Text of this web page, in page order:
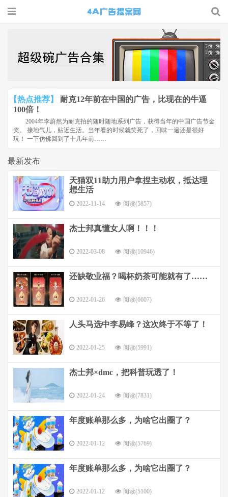
提案网 |
广告小报
| 广告圈
那点事
【热点推荐】
耐克12年前在中国的广告，比现在的牛逼
100倍！
2004年李蔚然为耐克拍的随时随地系列广告，获得当年的中国广告节金
奖。 接地气儿，贴近生活。当年看的时候就笑死了，回味一遍还是很好
玩！ 一下仿佛回到了十几年前……
最新发布
天猫双11助力用户拿捏主动权，抵达理
想生活
2022-11-14 阅读(5857)
杰士邦真懂女人啊！！！
2022-03-08 阅读(10946)
还缺敬业福？喝杯奶茶可能就有了……
2022-01-26 阅读(6607)
人头马选中李易峰？这次终于不等了！
2022-01-25 阅读(5991)
杰士邦×dmc，把科普玩透了！
2022-01-24 阅读(7831)
年度账单那么多，为啥它出圈了？
2022-01-12 阅读(5769)
年度账单那么多，为啥它出圈了？
2022-01-12 阅读(5100)